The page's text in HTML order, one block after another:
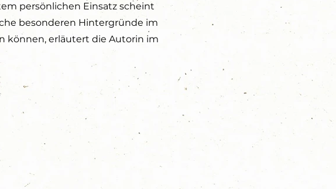
persönlichen Einsatz scheint
besonderen Hintergründe im
können, erläutert die Autorin im